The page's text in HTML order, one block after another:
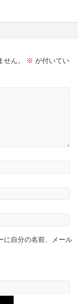
ん。 ※ が付いてい
に自分の名前、メール